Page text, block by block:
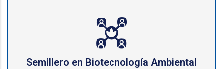
Semillero en Biotecnología Ambiental